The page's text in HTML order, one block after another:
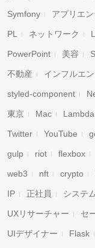
Symfony アプリエ
PL ネットワーク
PowerPoint 美容
不動産 インフルエ
styled-component
東京 Mac Lambda
Twitter YouTube
gulp riot flexbox
web3 nft crypto
IP 正社員 システ
UXリサーチャー セ
UIデザイナー Flask